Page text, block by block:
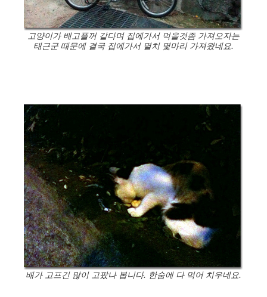
고양이가 배고플꺼 같다며 집에가서 먹을것좀 가져오자는
태근군 때문에 결국 집에가서 멸치 몇마리 가져왔네요.
배가 고프긴 많이 고팠나 봅니다. 한숨에 다 먹어 치우네요.